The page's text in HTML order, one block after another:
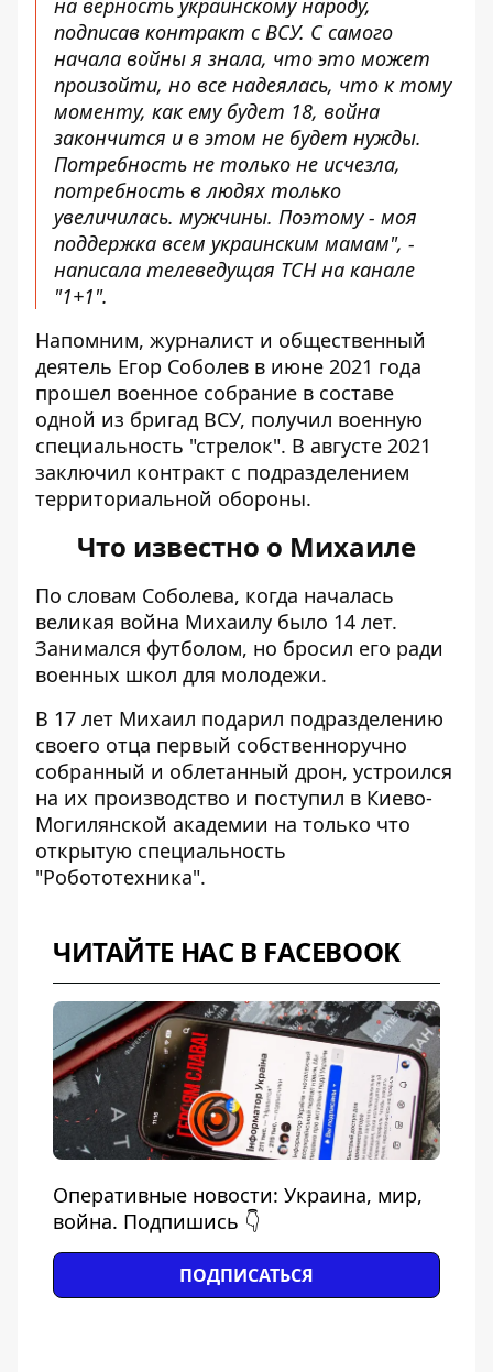
подписав контракт с ВСУ. С самого
начала войны я знала, что это может
произойти, но все надеялась, что к тому
моменту, как ему будет 18, война
закончится и в этом не будет нужды.
Потребность не только не исчезла,
потребность в людях только
увеличилась. мужчины. Поэтому- моя
поддержка всем украинским мамам", -
написала телеведущая ТСН на канале
"1+1".
Напомним, журналист и общественный
деятель Егор Соболев в июне 2021 года
прошел военное собрание в составе
одной из бригад ВСУ, получил военную
специальность "стрелок". В августе 2021
заключил контракт с подразделением
территориальной обороны.
Что известно о Михаиле
По словам Соболева, когда началась
великая война Михаилу было 14 лет.
Занимался футболом, но бросил его ради
военных школ для молодежи.
В 17 лет Михаил подарил подразделению
своего отца первый собственноручно
собранный и облетанный дрон, устроился
на их производство и поступил в Киево-
Могилянской академии на только что
открытую специальность
"Робототехника".
ЧИТАЙТЕ НАС В FACEBOOK
Оперативные новости: Украина, мир,
война. Подпишись 👇
ПОДПИСАТЬСЯ